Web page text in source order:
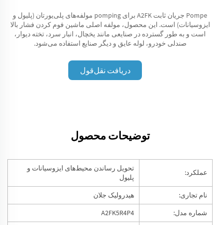
Pompe جریان ثابت A2FK برای pomping مولفه‌های پلی‌یورتان (پلیول و
ایزوسیانات) است. این محصول، مولفه اصلی ماشین فوم کردن فشار بالا
است و به طور گسترده در صنایعی مانند یخچال، انبار سرد، تخته دیوار،
صندلی خودرو، لوله عایق و دیگر صنایع استفاده می‌شود.
دریافت نقل‌قول
توضیحات محصول
عملکرد:
تحویل رساندن محیط‌های ایزوسیانات و
پلیول
نام تجاری:
هیدرولیک جلان
شماره مدل:
A2FK5R4P4